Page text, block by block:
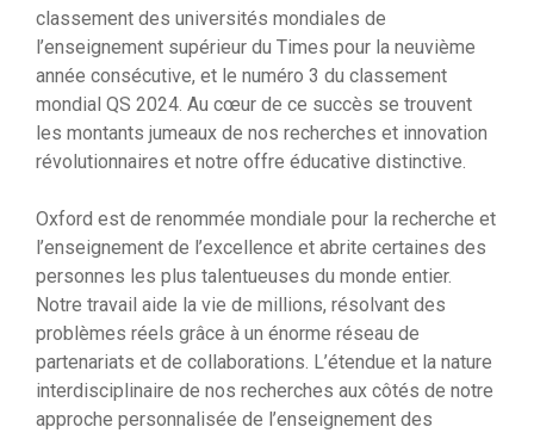
classement des universités mondiales de
l’enseignement supérieur du Times pour la neuvième
année consécutive, et le numéro 3 du classement
mondial QS 2024. Au cœur de ce succès se trouvent
les montants jumeaux de nos recherches et innovation
révolutionnaires et notre offre éducative distinctive.
Oxford est de renommée mondiale pour la recherche et
l’enseignement de l’excellence et abrite certaines des
personnes les plus talentueuses du monde entier.
Notre travail aide la vie de millions, résolvant des
problèmes réels grâce à un énorme réseau de
partenariats et de collaborations. L’étendue et la nature
interdisciplinaire de nos recherches aux côtés de notre
approche personnalisée de l’enseignement des